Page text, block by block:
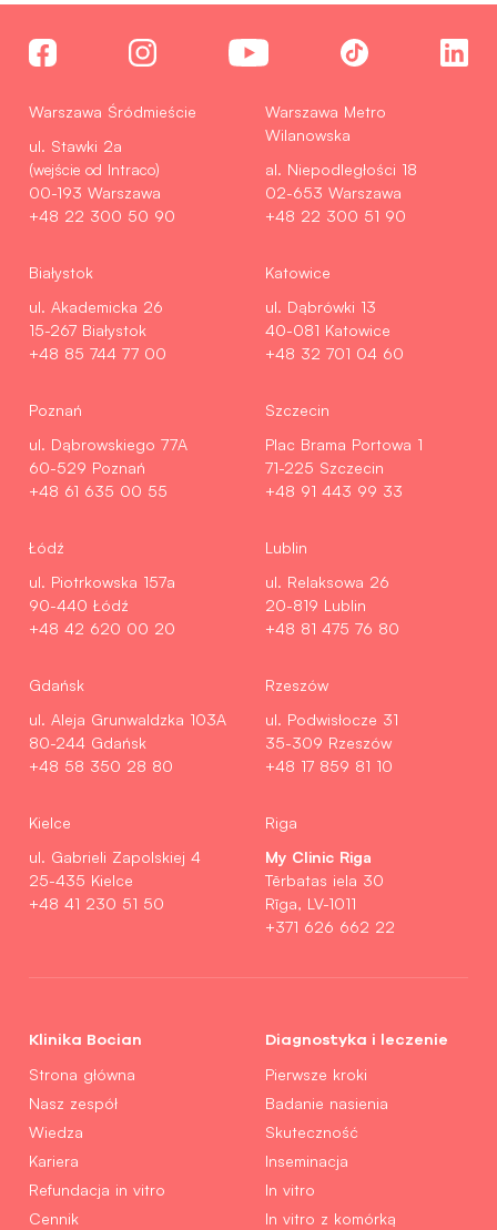
Warszawa Śródmieście
ul. Stawki 2a
(wejście od Intraco)
00-193 Warszawa
+48 22 300 50 90
Warszawa Metro
Wilanowska
al. Niepodległości 18
02-653 Warszawa
+48 22 300 51 90
Białystok
ul. Akademicka 26
15-267 Białystok
+48 85 744 77 00
Katowice
ul. Dąbrówki 13
40-081 Katowice
+48 32 701 04 60
Poznań
ul. Dąbrowskiego 77A
60-529 Poznań
+48 61 635 00 55
Szczecin
Plac Brama Portowa 1
71-225 Szczecin
+48 91 443 99 33
Łódź
ul. Piotrkowska 157a
90-440 Łódź
+48 42 620 00 20
Lublin
ul. Relaksowa 26
20-819 Lublin
+48 81 475 76 80
Gdańsk
ul. Aleja Grunwaldzka 103A
80-244 Gdańsk
+48 58 350 28 80
Rzeszów
ul. Podwisłocze 31
35-309 Rzeszów
+48 17 859 81 10
Kielce
ul. Gabrieli Zapolskiej 4
25-435 Kielce
+48 41 230 51 50
Riga
My Clinic Riga
Tērbatas iela 30
Rīga, LV-1011
+371 626 662 22
Klinika Bocian
Strona główna
Nasz zespół
Wiedza
Kariera
Refundacja in vitro
Cennik
Diagnostyka i leczenie
Pierwsze kroki
Badanie nasienia
Skuteczność
Inseminacja
In vitro
In vitro z komórką